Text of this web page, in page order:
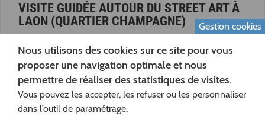
VISITE GUIDÉE AUTOUR DU STREET ART À
LAON (QUARTIER CHAMPAGNE)
Gestion cookies
Nous utilisons des cookies sur ce site pour vous
proposer une navigation optimale et nous
permettre de réaliser des statistiques de visites.
Vous pouvez les accepter, les refuser ou les personnaliser
dans l’outil de paramétrage.